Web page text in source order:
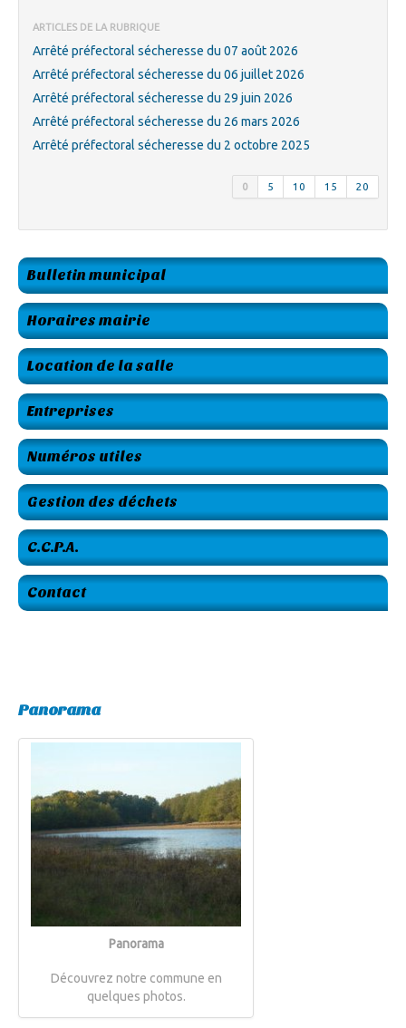
ARTICLES DE LA RUBRIQUE
Arrêté préfectoral sécheresse du 07 août 2026
Arrêté préfectoral sécheresse du 06 juillet 2026
Arrêté préfectoral sécheresse du 29 juin 2026
Arrêté préfectoral sécheresse du 26 mars 2026
Arrêté préfectoral sécheresse du 2 octobre 2025
0 5 10 15 20
Bulletin municipal
Horaires mairie
Location de la salle
Entreprises
Numéros utiles
Gestion des déchets
C.C.P.A.
Contact
Panorama
Panorama
Découvrez notre commune en
quelques photos.